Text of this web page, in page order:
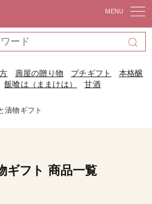
壽屋の贈り物 プチギフト
本格醸
飯喰は（ままけは） 甘酒
漬物ギフト
ギフト 商品一覧